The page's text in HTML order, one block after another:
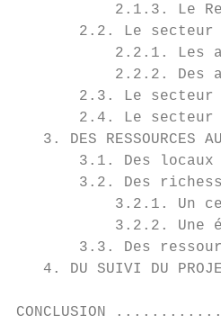
2.1.3. Le
2.2. Le
2.2.1. Les
2.2.2. Des
2.3. Le
2.4. Le
3. DES RESSOURCES
3.1. Des
3.2. Des
3.2.1. Un
3.2.2. Une
3.3. Des
4. DU SUIVI DU
CONCLUSION